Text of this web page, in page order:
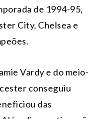
de 1994-95,
City, Chelsea e
Vardy e do meio-
conseguiu
das